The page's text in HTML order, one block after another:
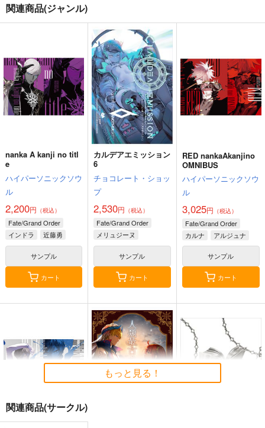
関連商品(ジャンル)
nanka A kanji no titl
e
ハイパーソニックソウ
ル
2,200円 （税込）
Fate/Grand Order
インドラ
近藤勇
サンプル
カート
カルデアエミッション
6
チョコレート・ショッ
プ
2,530円 （税込）
Fate/Grand Order
メリュジーヌ
サンプル
カート
RED nankaAkanjino
OMNIBUS
ハイパーソニックソウ
ル
3,025円 （税込）
Fate/Grand Order
カルナ
アルジュナ
サンプル
カート
もっと見る！
関連商品(サークル)